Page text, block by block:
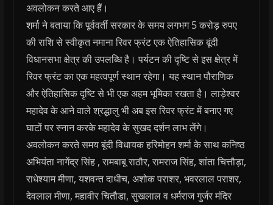
अवलोकन करते आए हैं।
शर्मा ने बताया कि पूर्ववर्ती सरकार के समय लगभग 5 करोड़ रुपए
की राशि से स्वीकृत नमाना रिवर फ्रंट एक ऐतिहासिक बूंदी
विधानसभा क्षेत्र की उपलब्धि है। पर्यटन की दृष्टि से इस क्षेत्र में
रिवर फ्रंट का एक महत्वपूर्ण स्थान रहेगा। यह स्थान पौराणिक
और ऐतिहासिक दृष्टि से भी एक अहम भूमिका रखता है। लाड़ेश्वर
महादेव के आने वाले श्रद्धालु भी अब इस रिवर फ्रंट में बनाए गए
घाटों पर स्नान करके महादेव के सुखद दर्शन लाभ लेंगे।
अवलोकन करते समय बूंदी विधायक हरिमोहन शर्मा के साथ कनिष्ठ
अभियंता नागेंद्र सिंह , रामबाबू राठौर, रामराज सिंह, शांता चित्तौड़ा,
राधेश्याम मीणा, यशवन्त दाधीच, अशोक पराशर, भवरलाल पराशर,
देवलाल मीणा, महावीर चितौडा, सुखलाल व धर्मराज गुर्जर मंदिर